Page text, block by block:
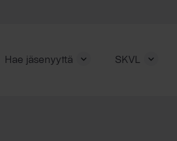
Hae jäsenyyttä SKVL